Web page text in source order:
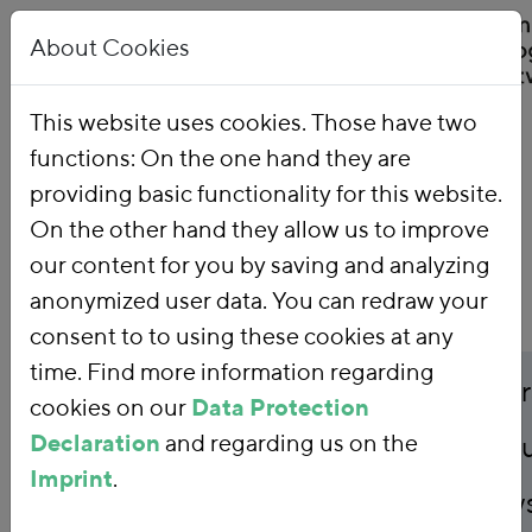
Publications
Publicationtitle
Repurposing
subsidies: Funding
greening financial
About Cookies
This website uses cookies. Those have two
functions: On the one hand they are
providing basic functionality for this website.
On the other hand they allow us to improve
our content for you by saving and analyzing
anonymized user data. You can redraw your
consent to to using these cookies at any
time. Find more information regarding
cookies on our Data Protection
Declaration and regarding us on the
Imprint.